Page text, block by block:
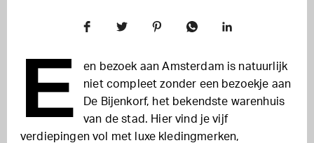
E
en bezoek aan Amsterdam is natuurlijk
niet compleet zonder een bezoekje aan
De Bijenkorf, het bekendste warenhuis
van de stad. Hier vind je vijf
verdiepingen vol met luxe kledingmerken,